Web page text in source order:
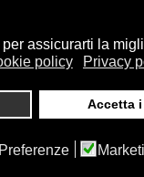
assicurarti la
policy Privacy
Accetta
Preferenze